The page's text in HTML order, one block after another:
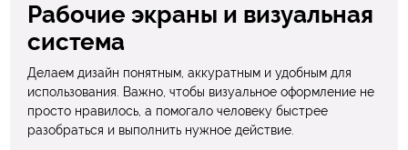
Рабочие экраны и визуальная
система
Делаем дизайн понятным, аккуратным и удобным для
использования. Важно, чтобы визуальное оформление не
просто нравилось, а помогало человеку быстрее
разобраться и выполнить нужное действие.